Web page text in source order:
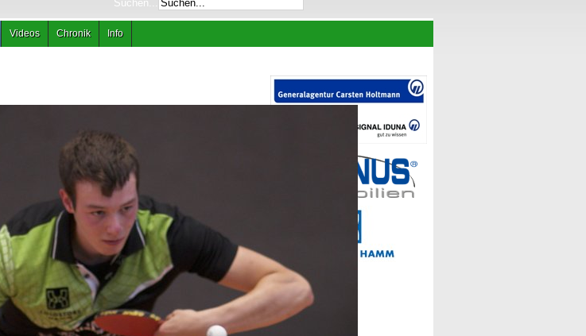
Suchen...
Videos Chronik Info